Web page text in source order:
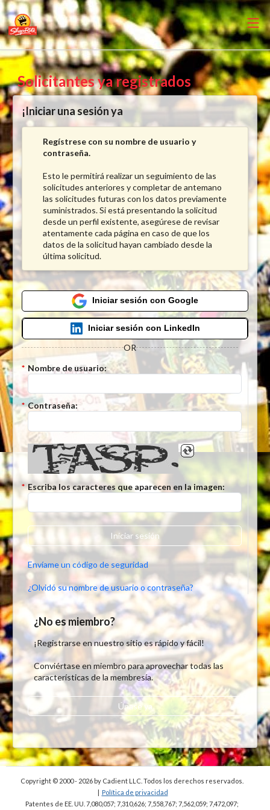
Solicitantes ya registrados
¡Iniciar una sesión ya
Regístrese con su nombre de usuario y
contraseña.
Esto le permitirá realizar un seguimiento de las
solicitudes anteriores y completar de antemano
las solicitudes futuras con los datos previamente
suministrados. Si está presentando la solicitud
desde un perfil existente, asegúrese de revisar
atentamente cada página en caso de que los
datos de la solicitud hayan cambiado desde la
última solicitud.
Iniciar sesión con Google
Iniciar sesión con LinkedIn
OR
* Nombre de usuario:
* Contraseña:
* Escriba los caracteres que aparecen en la imagen:
Iniciar sesión
Envíame un código de seguridad
¿Olvidó su nombre de usuario o contraseña?
¿No es miembro?
¡Registrarse en nuestro sitio es rápido y fácil!
Conviértase en miembro para aprovechar todas las
características de la membresía.
Únase ya
Copyright © 2000 - 2026 by Cadient LLC. Todos los derechos reservados.
| Política de privacidad
Patentes de EE. UU. 7,080,057; 7,310,626; 7,558,767; 7,562,059; 7,472,097;